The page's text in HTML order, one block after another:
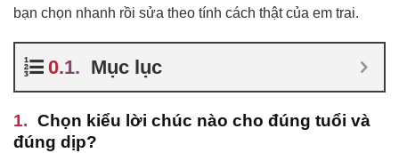
bạn chọn nhanh rồi sửa theo tính cách thật của em trai.
Mục lục
Chọn kiểu lời chúc nào cho đúng tuổi và
đúng dịp?